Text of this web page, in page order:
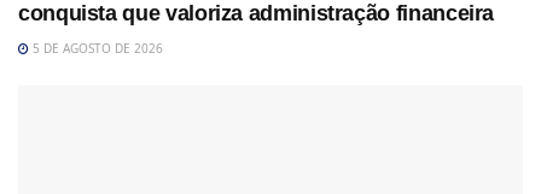
conquista que valoriza administração financeira
5 DE AGOSTO DE 2026